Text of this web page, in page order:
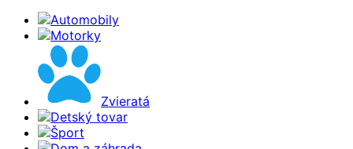
Automobily
Motorky
Zvieratá
Detský tovar
Šport